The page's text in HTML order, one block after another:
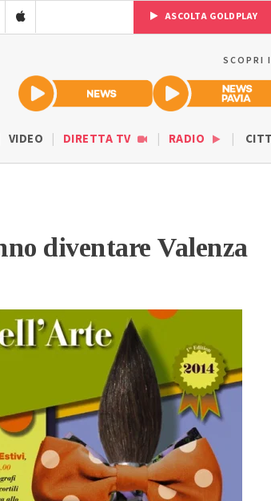
ASCOLTA GOLDPLAY
SCOPRI
VIDEO DIRETTA TV RADIO
diventare Valenza